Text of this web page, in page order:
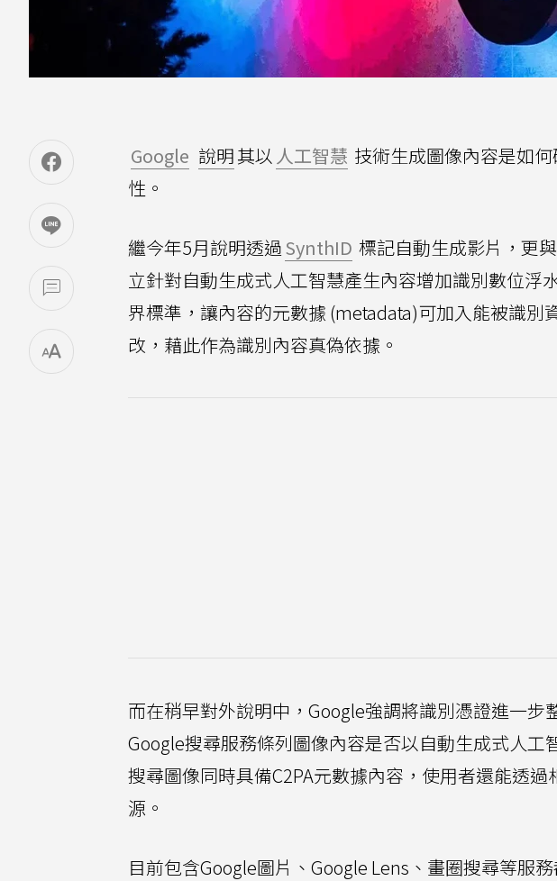
Google 說明其以 人工智慧 技術生成圖像內容是如
性。
繼今年5月說明透過SynthID 標記自動生成影片，更
立針對自動生成式人工智慧產生內容增加識別數位浮
界標準，讓內容的元數據 (metadata)可加入能被識別
改，藉此作為識別內容真偽依據。
而在稍早對外說明中，Google強調將識別憑證進一
Google搜尋服務條列圖像內容是否以自動生成式人
搜尋圖像同時具備C2PA元數據內容，使用者還能透
源。
目前包含Google圖片、Google Lens、畫圈搜尋等服